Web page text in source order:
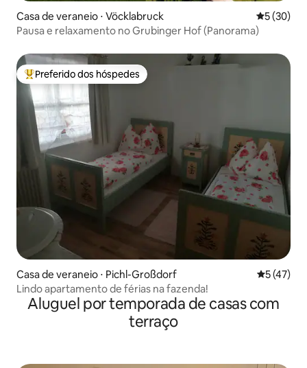
Casa de veraneio ⋅ Vöcklabruck 5 de uma
5 (30)
Pausa e relaxamento no Grubinger Hof (Panorama)
Entre os melhores preferidos dos hóspedes
Preferido dos hóspedes
Casa de veraneio ⋅ Pichl-Großdorf 5 de uma
5 (47)
Lindo apartamento de férias na fazenda!
Aluguel por temporada de casas com
terraço